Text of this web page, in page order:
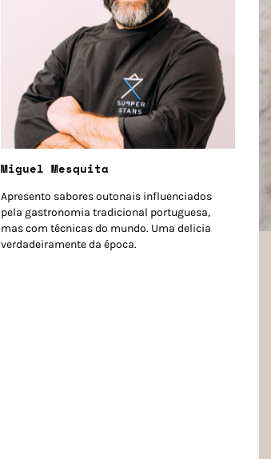
Miguel Mesquita
Apresento sabores outonais influenciados
pela gastronomia tradicional portuguesa,
mas com técnicas do mundo. Uma delicia
verdadeiramente da época.